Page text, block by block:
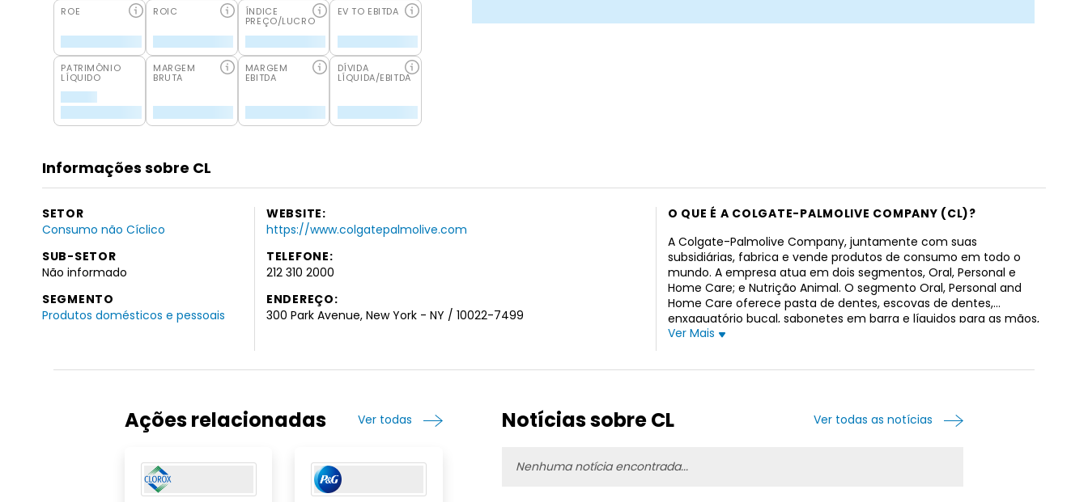
ROE ROIC ÍNDICE
PREÇO/LUCRO
EV TO EBITDA
PATRIMÔNIO
LÍQUIDO
MARGEM
BRUTA
MARGEM
EBITDA
DÍVIDA
LÍQUIDA/EBITDA
Informações sobre CL
SETOR
Consumo não Cíclico
SUB-SETOR
Não informado
SEGMENTO
Produtos domésticos e pessoais
WEBSITE:
https://www.colgatepalmolive.com
TELEFONE:
212 310 2000
ENDEREÇO:
300 Park Avenue, New York - NY / 10022-7499
O QUE É A COLGATE-PALMOLIVE COMPANY (CL)?
A Colgate-Palmolive Company, juntamente com suas
subsidiárias, fabrica e vende produtos de consumo em todo o
mundo. A empresa atua em dois segmentos, Oral, Personal e
Home Care; e Nutrição Animal. O segmento Oral, Personal and
Home Care oferece pasta de dentes, escovas de dentes,
enxaguatório bucal, sabonetes em barra e líquidos para as mãos,
gel de banho, xampus, condicionadores, desodorantes e
incluem Colgate, Darlie, elmex, hello, meridol, Sorriso, Tom’s of
Maine, Irish Spring, Palmolive, Protex, Sanex, Softsoap, Lady Speed
varejistas, atacadistas e distribuidores tradicionais e de comércio
Ver Mais
Ações relacionadas Ver todas Notícias sobre CL Ver todas as notícias
Nenhuma notícia encontrada...